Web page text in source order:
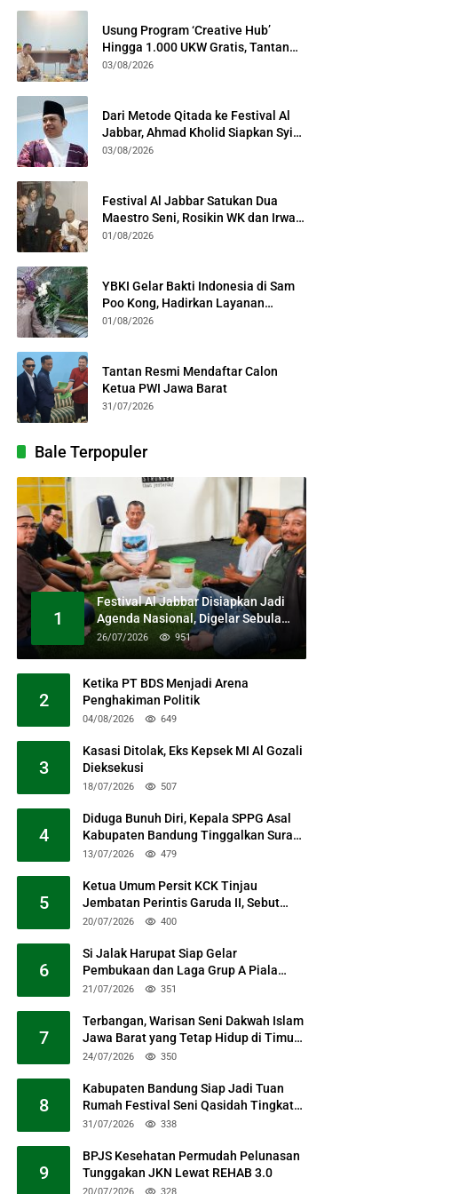
Usung Program ‘Creative Hub’
Hingga 1.000 UKW Gratis, Tantan
Sulthon Paparkan Visi PWI Jabar di
03/08/2026
Dari Metode Qitada ke Festival Al
Jabbar, Ahmad Kholid Siapkan Syiar
Al-Qur’an Lewat Nada
03/08/2026
Festival Al Jabbar Satukan Dua
Maestro Seni, Rosikin WK dan Irwan
Guntari Garap Pertunjukan Kolosal
01/08/2026
YBKI Gelar Bakti Indonesia di Sam
Poo Kong, Hadirkan Layanan
Kesehatan Gratis dan Dialog
01/08/2026
Tantan Resmi Mendaftar Calon
Ketua PWI Jawa Barat
31/07/2026
Bale Terpopuler
1
Festival Al Jabbar Disiapkan Jadi
Agenda Nasional, Digelar Sebulan
Penuh di Kawasan Masjid Raya Al
26/07/2026 951
2
Ketika PT BDS Menjadi Arena
Penghakiman Politik
04/08/2026 649
3
Kasasi Ditolak, Eks Kepsek MI Al Gozali
Dieksekusi
18/07/2026 507
4
Diduga Bunuh Diri, Kepala SPPG Asal
Kabupaten Bandung Tinggalkan Surat
Permohonan Maaf
13/07/2026 479
5
Ketua Umum Persit KCK Tinjau
Jembatan Perintis Garuda II, Sebut
Simbol Kebersamaan TNI dan Rakyat
20/07/2026 400
6
Si Jalak Harupat Siap Gelar
Pembukaan dan Laga Grup A Piala
Presiden 2026 Sabtu Mendatang
21/07/2026 351
7
Terbangan, Warisan Seni Dakwah Islam
Jawa Barat yang Tetap Hidup di Timur
Kabupaten Bandung
24/07/2026 350
8
Kabupaten Bandung Siap Jadi Tuan
Rumah Festival Seni Qasidah Tingkat
Nasional
31/07/2026 338
9
BPJS Kesehatan Permudah Pelunasan
Tunggakan JKN Lewat REHAB 3.0
20/07/2026 328